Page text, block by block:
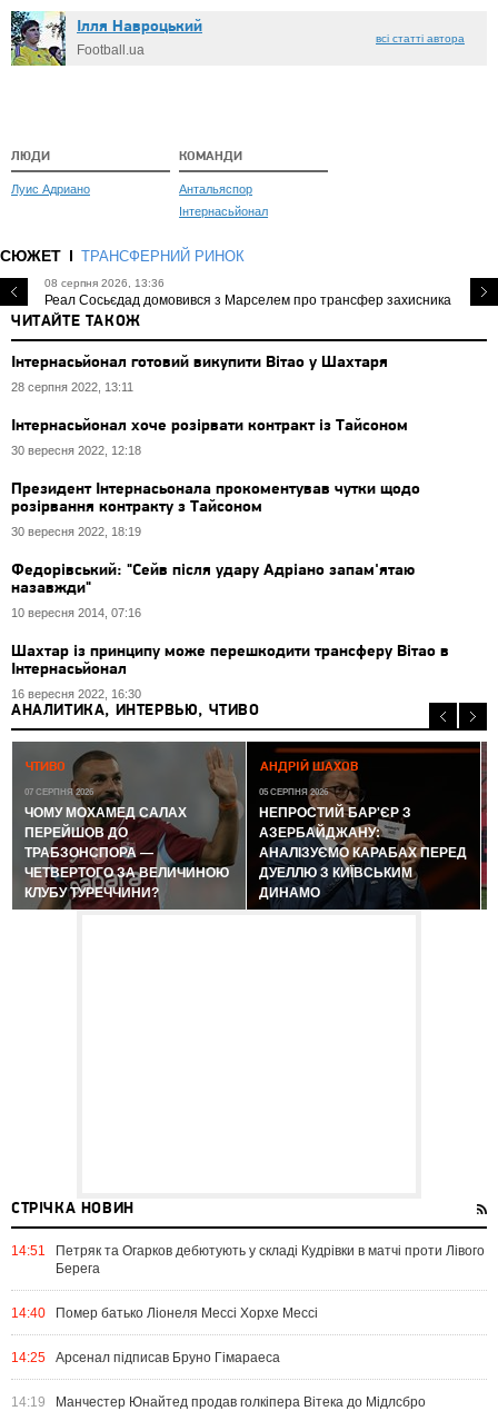
Ілля Навроцький
Football.ua
всі статті автора
ЛЮДИ
Луис Адриано
КОМАНДИ
Антальяспор
Інтернасьйонал
СЮЖЕТ ТРАНСФЕРНИЙ РИНОК
08 серпня 2026, 13:36
Реал Сосьєдад домовився з Марселем про трансфер захисника
ЧИТАЙТЕ ТАКОЖ
Інтернасьйонал готовий викупити Вітао у Шахтаря
28 серпня 2022, 13:11
Інтернасьйонал хоче розірвати контракт із Тайсоном
30 вересня 2022, 12:18
Президент Інтернасьонала прокоментував чутки щодо
розірвання контракту з Тайсоном
30 вересня 2022, 18:19
Федорівський: "Сейв після удару Адріано запам'ятаю
назавжди"
10 вересня 2014, 07:16
Шахтар із принципу може перешкодити трансферу Вітао в
Інтернасьйонал
16 вересня 2022, 16:30
АНАЛИТИКА, ИНТЕРВЬЮ, ЧТИВО
ЧТИВО
07 СЕРПНЯ 2026
ЧОМУ МОХАМЕД САЛАХ
ПЕРЕЙШОВ ДО
ТРАБЗОНСПОРА —
ЧЕТВЕРТОГО ЗА ВЕЛИЧИНОЮ
КЛУБУ ТУРЕЧЧИНИ?
АНДРІЙ ШАХОВ
05 СЕРПНЯ 2026
НЕПРОСТИЙ БАР'ЄР З
АЗЕРБАЙДЖАНУ:
АНАЛІЗУЄМО КАРАБАХ ПЕРЕД
ДУЕЛЛЮ З КИЇВСЬКИМ
ДИНАМО
СТРІЧКА НОВИН
14:51
Петряк та Огарков дебютують у складі Кудрівки в матчі проти Лівого
Берега
14:40 Помер батько Ліонеля Мессі Хорхе Мессі
14:25 Арсенал підписав Бруно Гімараеса
14:19 Манчестер Юнайтед продав голкіпера Вітека до Мідлсбро